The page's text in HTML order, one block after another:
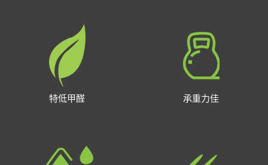
特低甲醛 承重力佳